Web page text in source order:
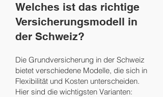
Welches ist das richtige
Versicherungsmodell in
der Schweiz?
Die Grundversicherung in der Schweiz
bietet verschiedene Modelle, die sich in
Flexibilität und Kosten unterscheiden.
Hier sind die wichtigsten Varianten: